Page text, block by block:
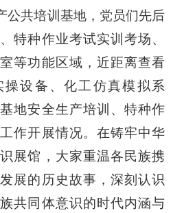
公共培训基地， 党员们先后
特种作业考试实训考场、
等功能区域，近距离查看
操设备、化工仿真模拟系
地安全生产培训、特种作
作开展情况。 在铸牢中华
展馆 ， 大家重温各民族携
展的历史故事，深刻认识
共同体意识的时代内涵与